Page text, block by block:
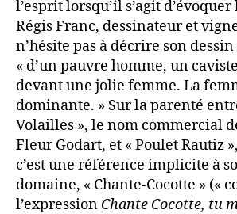
l’esprit lorsqu’il s’agit
Régis Franc, dessinateur et
n’hésite pas à décrire son
« d’un pauvre homme, un
devant une jolie femme. La
dominante. » Sur la parenté
Volailles », le nom commercial
Fleur Godart, et « Poulet Rautiz
c’est une référence implicite à
domaine, « Chante-Cocotte » («
l’expression Chante Cocotte, tu